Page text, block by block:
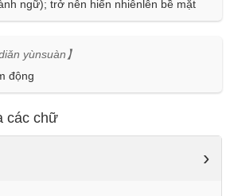
ngữ); trở nên hiển nhiênlên bề mặt
yùnsuàn】
động
các chữ
›